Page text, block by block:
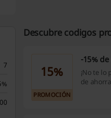
Descubre codigos
15%
PROMOCIÓN
-15%
¡No te lo
de
limitada
7